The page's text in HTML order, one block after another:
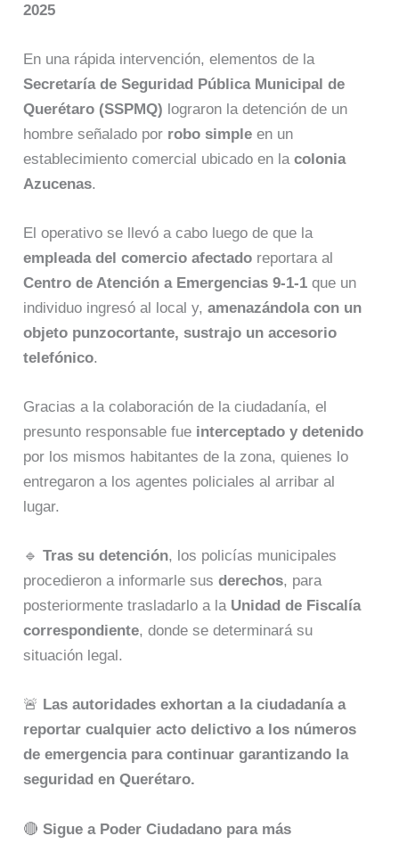
2025
En una rápida intervención, elementos de la
Secretaría de Seguridad Pública Municipal de
Querétaro (SSPMQ) lograron la detención de un
hombre señalado por robo simple en un
establecimiento comercial ubicado en lacolonia
Azucenas.
El operativo se llevó a cabo luego de que la
empleada del comercio afectado reportara al
Centro de Atención a Emergencias 9-1-1 que un
individuo ingresó al local y,amenazándola con un
objeto punzocortante, sustrajo un accesorio
telefónico.
Gracias a la colaboración de la ciudadanía, el
presunto responsable fue interceptado y detenido
por los mismos habitantes de la zona, quienes lo
entregaron a los agentes policiales al arribar al
lugar.
🔹Tras su detención, los policías municipales
procedieron a informarle susderechos, para
posteriormente trasladarlo a la Unidad de Fiscalía
correspondiente, donde se determinará su
situación legal.
🚨 Las autoridades exhortan a la ciudadanía a
reportar cualquier acto delictivo a los números
de emergencia para continuar garantizando la
seguridad en Querétaro.
🔴Sigue a Poder Ciudadano para más